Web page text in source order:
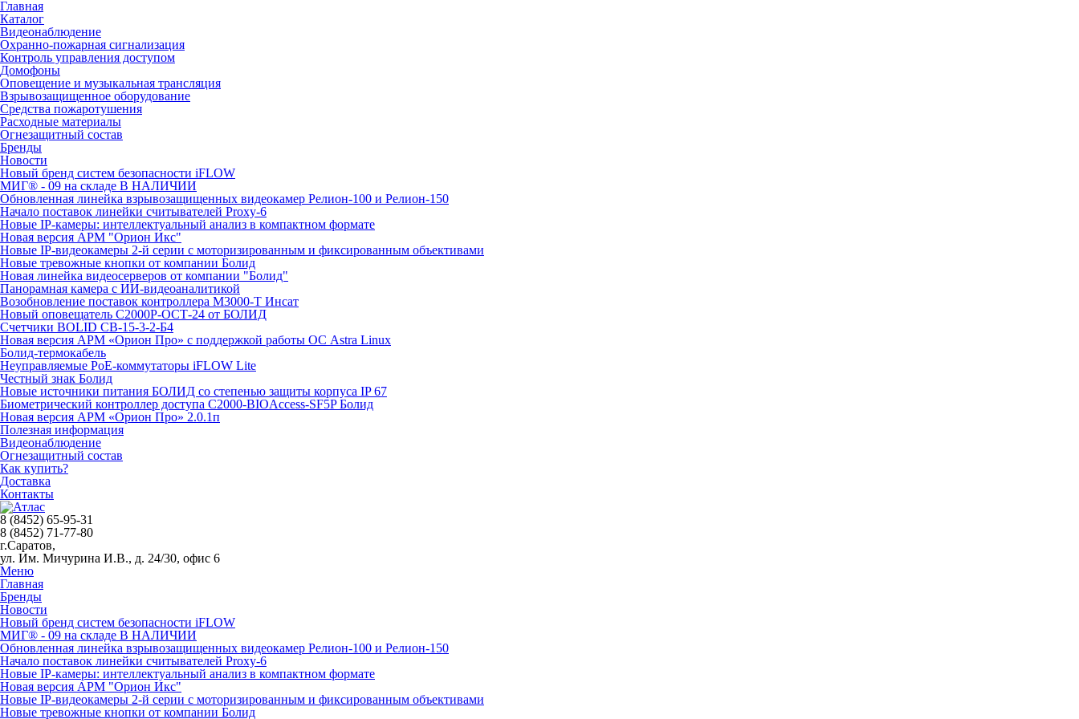
Главная
Каталог
Видеонаблюдение
Охранно-пожарная сигнализация
Контроль управления доступом
Домофоны
Оповещение и музыкальная трансляция
Взрывозащищенное оборудование
Средства пожаротушения
Расходные материалы
Огнезащитный состав
Бренды
Новости
Новый бренд систем безопасности iFLOW
МИГ® - 09 на складе В НАЛИЧИИ
Обновленная линейка взрывозащищенных видеокамер Релион-100 и Релион-150
Начало поставок линейки считывателей Proxy-6
Новые IP-камеры: интеллектуальный анализ в компактном формате
Новая версия АРМ "Орион Икс"
Новые IP-видеокамеры 2-й серии с моторизированным и фиксированным объективами
Новые тревожные кнопки от компании Болид
Новая линейка видеосерверов от компании "Болид"
Панорамная камера с ИИ-видеоаналитикой
Возобновление поставок контроллера М3000-Т Инсат
Новый оповещатель С2000Р-ОСТ-24 от БОЛИД
Счетчики BOLID СВ-15-3-2-Б4
Новая версия АРМ «Орион Про» с поддержкой работы ОС Astra Linux
Болид-термокабель
Неуправляемые PoE-коммутаторы iFLOW Lite
Честный знак Болид
Новые источники питания БОЛИД со степенью защиты корпуса IP 67
Биометрический контроллер доступа С2000-BIOAccess-SF5P Болид
Новая версия АРМ «Орион Про» 2.0.1п
Полезная информация
Видеонаблюдение
Огнезащитный состав
Как купить?
Доставка
Контакты
8 (8452) 65-95-31
8 (8452) 71-77-80
г.Саратов,
ул. Им. Мичурина И.В., д. 24/30, офис 6
Меню
Главная
Бренды
Новости
Новый бренд систем безопасности iFLOW
МИГ® - 09 на складе В НАЛИЧИИ
Обновленная линейка взрывозащищенных видеокамер Релион-100 и Релион-150
Начало поставок линейки считывателей Proxy-6
Новые IP-камеры: интеллектуальный анализ в компактном формате
Новая версия АРМ "Орион Икс"
Новые IP-видеокамеры 2-й серии с моторизированным и фиксированным объективами
Новые тревожные кнопки от компании Болид